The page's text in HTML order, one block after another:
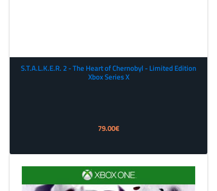
S.T.A.L.K.E.R. 2 - The Heart of Chernobyl - Limited Edition
Xbox Series X
79.00€